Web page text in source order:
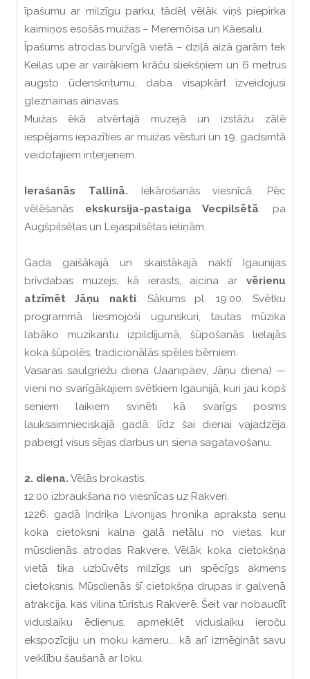
īpašumu ar milzīgu parku, tādēļ vēlāk viņš piepirka
kaimiņos esošās muižas – Meremõisa un Käesalu.
Īpašums atrodas burvīgā vietā – dziļā aizā garām tek
Keilas upe ar vairākiem krāču sliekšņiem un 6 metrus
augsto ūdenskritumu, daba visapkārt izveidojusi
gleznainas ainavas.
Muižas ēkā atvērtajā muzejā un izstāžu zālē
iespējams iepazīties ar muižas vēsturi un 19. gadsimtā
veidotajiem interjeriem.
Ierašanās Tallinā. Iekārošanās viesnīcā. Pēc
vēlēšanās ekskursija-pastaiga Vecpilsētā: pa
Augšpilsētas un Lejaspilsētas ieliņām.
Gada gaišākajā un skaistākajā naktī Igaunijas
brīvdabas muzejs, kā ierasts, aicina ar vērienu
atzīmēt Jāņu nakti. Sākums pl. 19:00. Svētku
programmā liesmojoši ugunskuri, tautas mūzika
labāko muzikantu izpildījumā, šūpošanās lielajās
koka šūpolēs, tradicionālās spēles bērniem.
Vasaras saulgriežu diena (Jaanipäev, Jāņu diena) —
vieni no svarīgākajiem svētkiem Igaunijā, kuri jau kopš
seniem laikiem svinēti kā svarīgs posms
lauksaimnieciskajā gadā: līdz šai dienai vajadzēja
pabeigt visus sējas darbus un siena sagatavošanu.
2. diena. Vēlās brokastis.
12:00 izbraukšana no viesnīcas uz Rakveri.
1226. gadā Indriķa Livonijas hronika apraksta senu
koka cietoksni kalna galā netālu no vietas, kur
mūsdienās atrodas Rakvere. Vēlāk koka cietokšņa
vietā tika uzbūvēts milzīgs un spēcīgs akmens
cietoksnis. Mūsdienās šī cietokšņa drupas ir galvenā
atrakcija, kas vilina tūristus Rakverē. Šeit var nobaudīt
viduslaiku ēdienus, apmeklēt viduslaiku ieroču
ekspozīciju un moku kameru... kā arī izmēģināt savu
veiklību šaušanā ar loku.